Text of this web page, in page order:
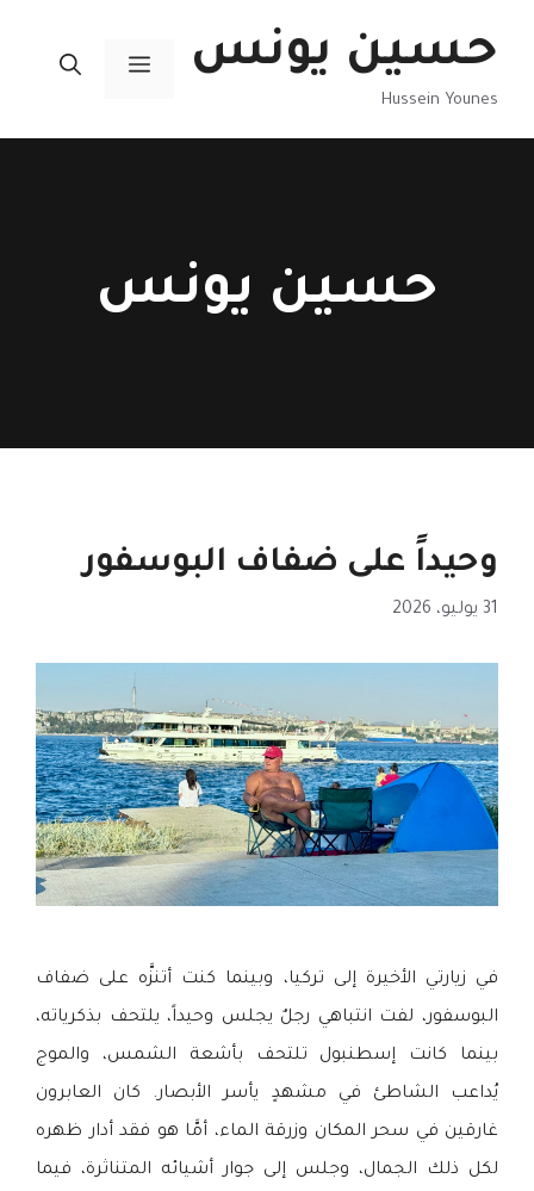
المحتوى
حسين يونس
Hussein Younes
القائمة
حسين يونس
وحيداً على ضفاف البوسفور
31 يوليو، 2026
في زيارتي الأخيرة إلى تركيا، وبينما كنت أتنزَّه على ضفاف
البوسفور، لفت انتباهي رجلٌ يجلس وحيداً، يلتحف بذكرياته،
بينما كانت إسطنبول تلتحف بأشعة الشمس، والموج
يُداعب الشاطئ في مشهدٍ يأسر الأبصار. كان العابرون
غارقين في سحر المكان وزرقة الماء، أمَّا هو فقد أدار ظهره
لكل ذلك الجمال، وجلس إلى جوار أشيائه المتناثرة، فيما